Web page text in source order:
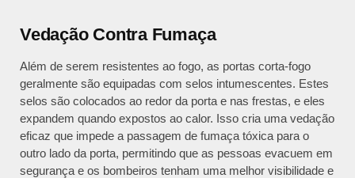
Vedação Contra Fumaça
Além de serem resistentes ao fogo, as portas corta-fogo
geralmente são equipadas com selos intumescentes. Estes
selos são colocados ao redor da porta e nas frestas, e eles
expandem quando expostos ao calor. Isso cria uma vedação
eficaz que impede a passagem de fumaça tóxica para o
outro lado da porta, permitindo que as pessoas evacuem em
segurança e os bombeiros tenham uma melhor visibilidade e